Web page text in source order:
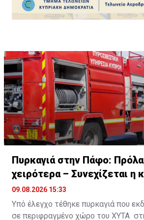
Πυρκαγιά στην Πάφο:
χειρότερα – Συνεχίζεται η
09.08.2026 15:33
Υπό έλεγχο τέθηκε πυρκαγιά που
σε περιφραγμένο χώρο του ΧΥΤΑ